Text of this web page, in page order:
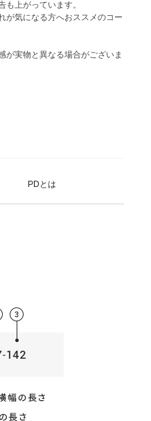
上がっています。
が気になる方へおススメのコー
実物と異なる場合がございま
PDとは
非球面レンズ